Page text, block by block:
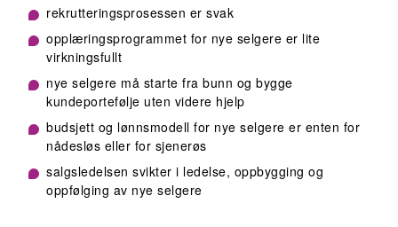
rekrutteringsprosessen er svak
opplæringsprogrammet for nye selgere er lite
virkningsfullt
nye selgere må starte fra bunn og bygge
kundeportefølje uten videre hjelp
budsjett og lønnsmodell for nye selgere er enten for
nådesløs eller for sjenerøs
salgsledelsen svikter i ledelse, oppbygging og
oppfølging av nye selgere